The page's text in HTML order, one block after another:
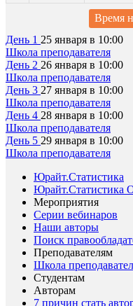
Время
День 1 25 января в 10:00
Школа преподавателя
День 2 26 января в 10:00
Школа преподавателя
День 3 27 января в 10:00
Школа преподавателя
День 4 28 января в 10:00
Школа преподавателя
День 5 29 января в 10:00
Школа преподавателя
Юрайт.Статистика
Юрайт.Статистика
Мероприятия
Серии вебинаров
Наши авторы
Поиск
Преподавателям
Школа
Студентам
Авторам
7 причин стать